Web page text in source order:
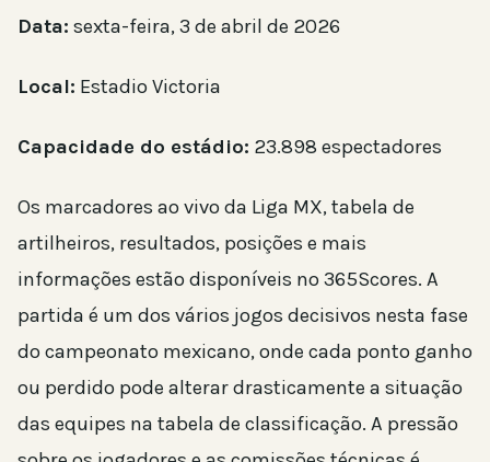
Data: sexta-feira, 3 de abril de 2026
Local: Estadio Victoria
Capacidade do estádio: 23.898 espectadores
Os marcadores ao vivo da Liga MX, tabela de
artilheiros, resultados, posições e mais
informações estão disponíveis no 365Scores. A
partida é um dos vários jogos decisivos nesta fase
do campeonato mexicano, onde cada ponto ganho
ou perdido pode alterar drasticamente a situação
das equipes na tabela de classificação. A pressão